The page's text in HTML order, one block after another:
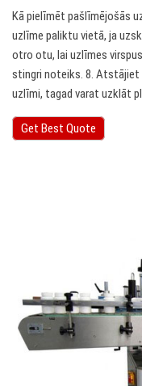
Kā pielīmēt pašlīmējošās
uzlīme paliktu vietā, ja
otro otu, lai uzlīmes
stingri noteiks. 8. Atstājiet
uzlīmi, tagad varat uzklāt
Get Best Quote